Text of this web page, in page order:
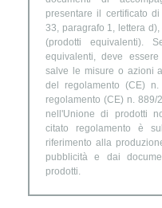
presentare il certificato
33, paragrafo 1, lettera
(prodotti equivalenti).
equivalenti, deve
salve le misure o azioni
del regolamento (CE)
regolamento (CE) n. 889/
nell'Unione di prodotti
citato regolamento è
riferimento alla
pubblicità e dai
prodotti.